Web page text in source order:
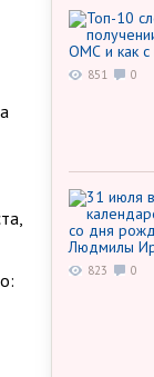
851 0
823 0